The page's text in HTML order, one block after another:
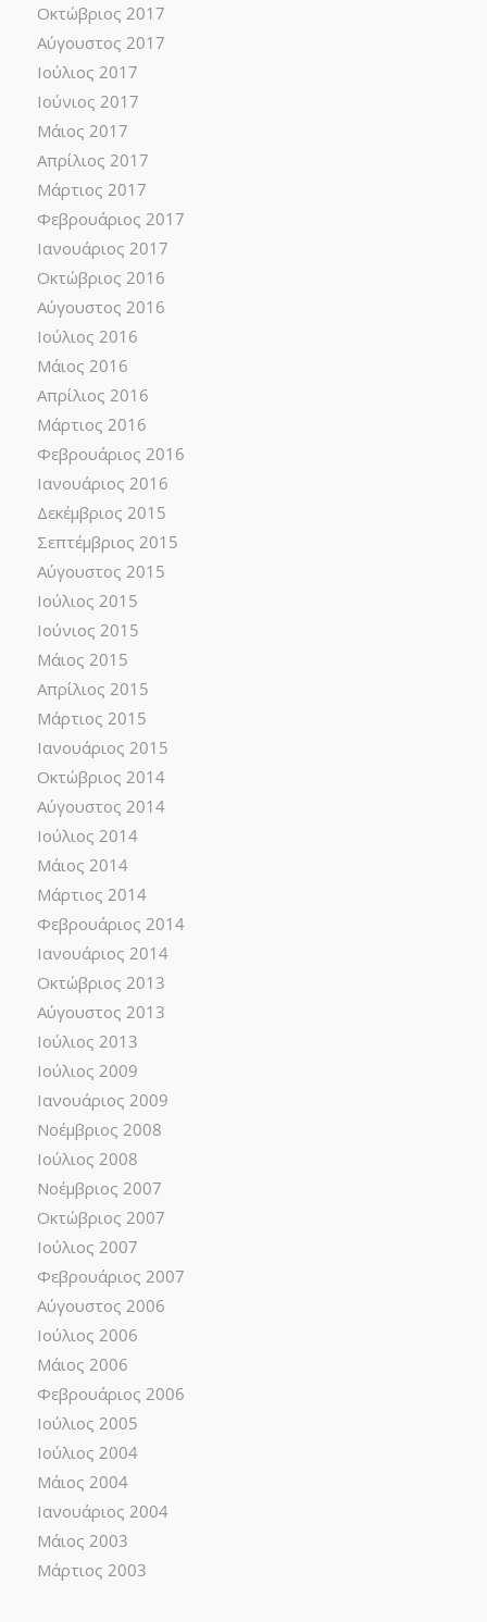
Οκτώβριος 2017
Αύγουστος 2017
Ιούλιος 2017
Ιούνιος 2017
Μάιος 2017
Απρίλιος 2017
Μάρτιος 2017
Φεβρουάριος 2017
Ιανουάριος 2017
Οκτώβριος 2016
Αύγουστος 2016
Ιούλιος 2016
Μάιος 2016
Απρίλιος 2016
Μάρτιος 2016
Φεβρουάριος 2016
Ιανουάριος 2016
Δεκέμβριος 2015
Σεπτέμβριος 2015
Αύγουστος 2015
Ιούλιος 2015
Ιούνιος 2015
Μάιος 2015
Απρίλιος 2015
Μάρτιος 2015
Ιανουάριος 2015
Οκτώβριος 2014
Αύγουστος 2014
Ιούλιος 2014
Μάιος 2014
Μάρτιος 2014
Φεβρουάριος 2014
Ιανουάριος 2014
Οκτώβριος 2013
Αύγουστος 2013
Ιούλιος 2013
Ιούλιος 2009
Ιανουάριος 2009
Νοέμβριος 2008
Ιούλιος 2008
Νοέμβριος 2007
Οκτώβριος 2007
Ιούλιος 2007
Φεβρουάριος 2007
Αύγουστος 2006
Ιούλιος 2006
Μάιος 2006
Φεβρουάριος 2006
Ιούλιος 2005
Ιούλιος 2004
Μάιος 2004
Ιανουάριος 2004
Μάιος 2003
Μάρτιος 2003